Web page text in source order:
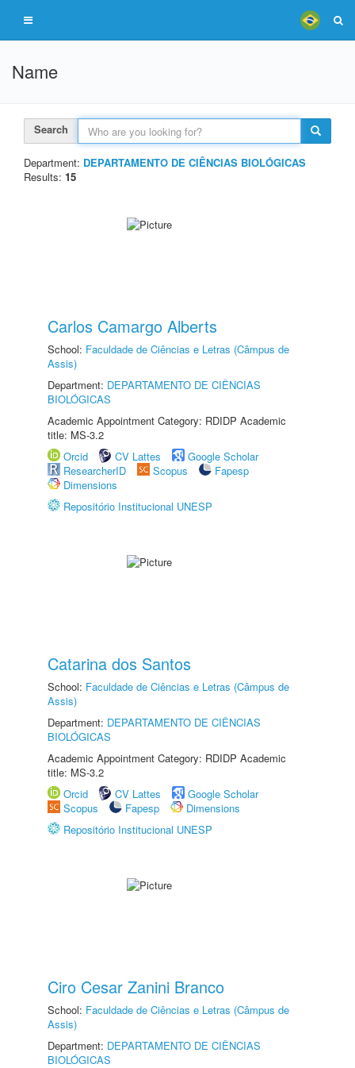
Name
Search
Department: DEPARTAMENTO DE CIÊNCIAS BIOLÓGICAS
Results: 15
Carlos Camargo Alberts
School: Faculdade de Ciências e Letras (Câmpus de
Assis)
Department: DEPARTAMENTO DE CIÊNCIAS
BIOLÓGICAS
Academic Appointment Category: RDIDP Academic
title: MS-3.2
Orcid
CV Lattes
Google Scholar
ResearcherID
Scopus
Fapesp
Dimensions
Repositório Institucional UNESP
Catarina dos Santos
School: Faculdade de Ciências e Letras (Câmpus de
Assis)
Department: DEPARTAMENTO DE CIÊNCIAS
BIOLÓGICAS
Academic Appointment Category: RDIDP Academic
title: MS-3.2
Orcid
CV Lattes
Google Scholar
Scopus
Fapesp
Dimensions
Repositório Institucional UNESP
Ciro Cesar Zanini Branco
School: Faculdade de Ciências e Letras (Câmpus de
Assis)
Department: DEPARTAMENTO DE CIÊNCIAS
BIOLÓGICAS